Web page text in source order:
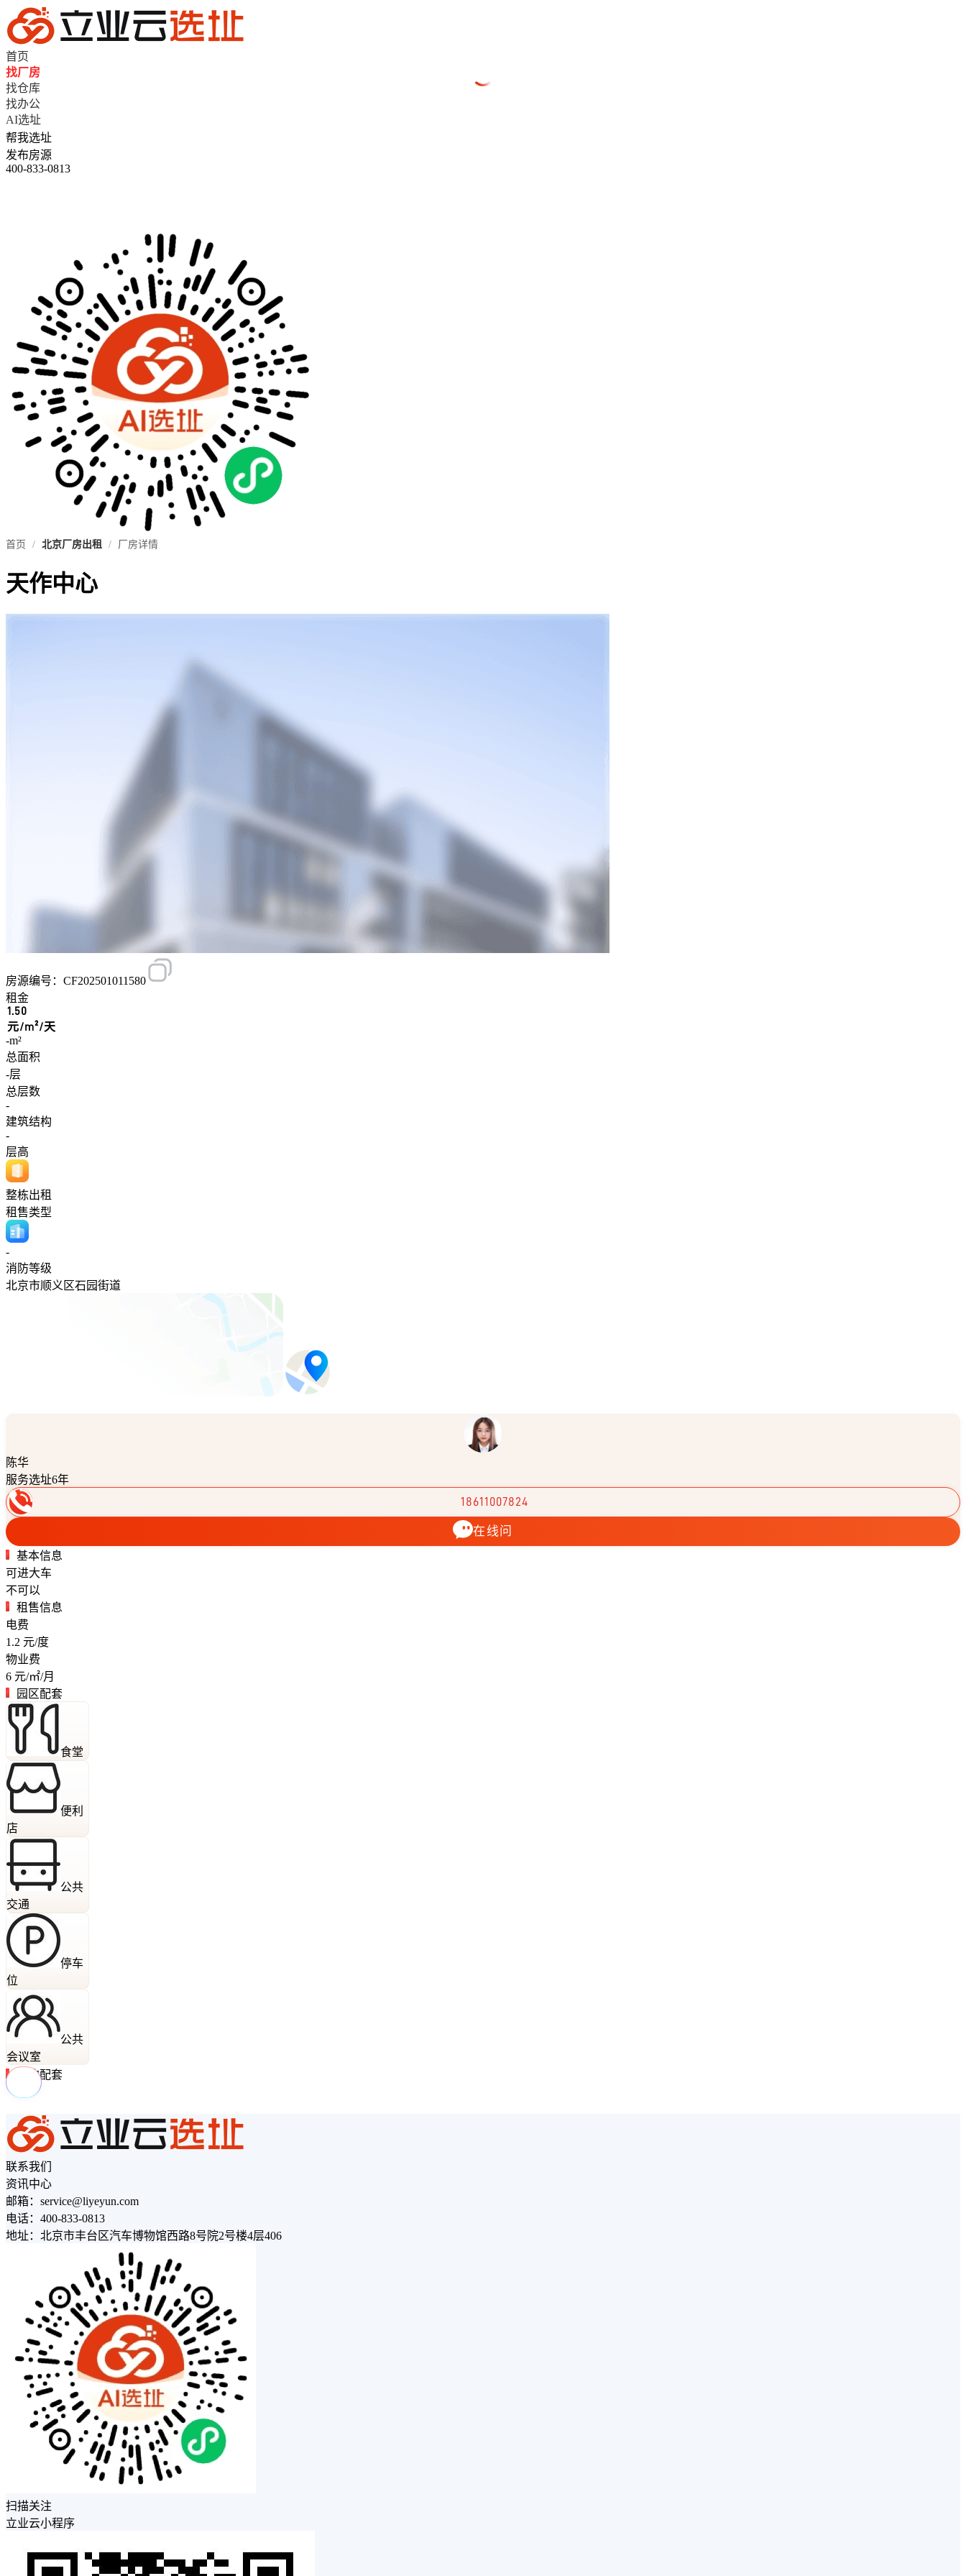
首页
找厂房
找仓库
找办公
AI选址
帮我选址
发布房源
400-833-0813
首页 / 北京厂房出租 / 厂房详情
天作中心
房源编号：CF202501011580
租金
1.50
元/m²/天
-m²
总面积
-层
总层数
-
建筑结构
-
层高
整栋出租
租售类型
-
消防等级
北京市顺义区石园街道
陈华
服务选址6年
18611007824
在线问
基本信息
可进大车
不可以
租售信息
电费
1.2 元/度
物业费
6 元/㎡/月
园区配套
食堂
便利
店
公共
交通
停车
位
公共
会议室
周边配套
联系我们
资讯中心
邮箱：service@liyeyun.com
电话：400-833-0813
地址：北京市丰台区汽车博物馆西路8号院2号楼4层406
扫描关注
立业云小程序